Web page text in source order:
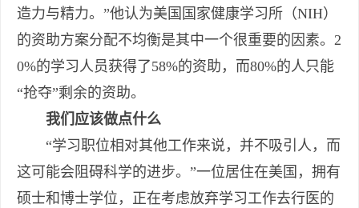
造力与精力。”他认为美国国家健康学习所（NIH）
的资助方案分配不均衡是其中一个很重要的因素。2
0%的学习人员获得了58%的资助，而80%的人只能
“抢夺”剩余的资助。
我们应该做点什么
“学习职位相对其他工作来说，并不吸引人，而
这可能会阻碍科学的进步。”一位居住在美国，拥有
硕士和博士学位，正在考虑放弃学习工作去行医的